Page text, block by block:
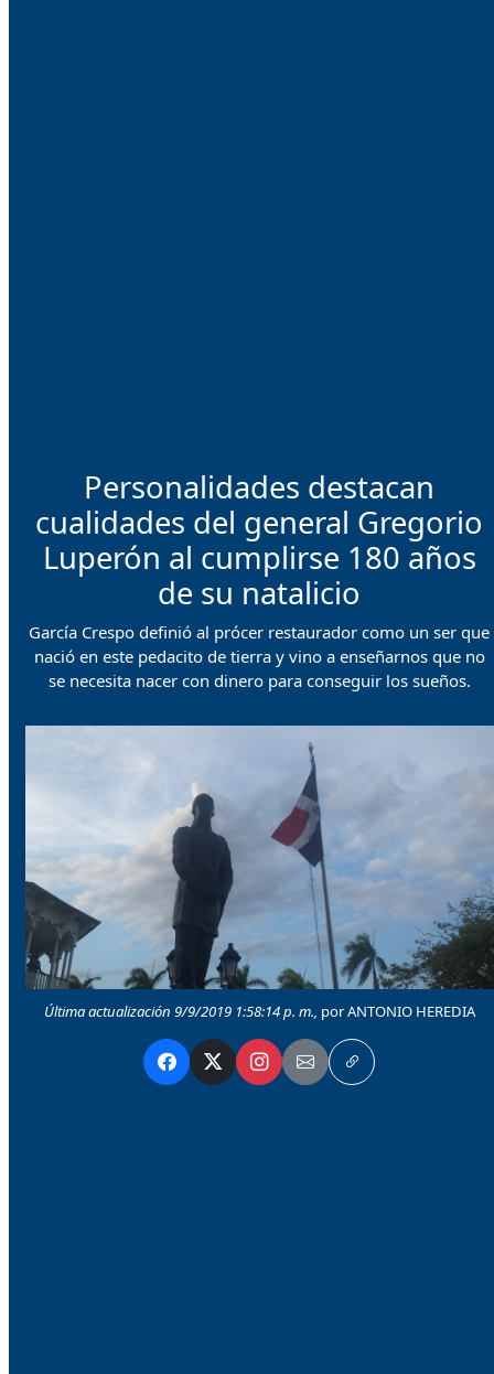
Personalidades destacan
cualidades del general Gregorio
Luperón al cumplirse 180 años
de su natalicio
García Crespo definió al prócer restaurador como un ser que
nació en este pedacito de tierra y vino a enseñarnos que no
se necesita nacer con dinero para conseguir los sueños.
Última actualización 9/9/2019 1:58:14 p. m., por ANTONIO HEREDIA